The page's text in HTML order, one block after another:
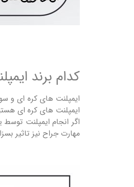
کدام برند
ایمپلنت های کره ای
اگر انجام ایمپلنت
مهارت جراح نیز تاثیر